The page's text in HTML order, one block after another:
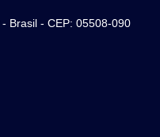
Brasil - CEP: 05508-090